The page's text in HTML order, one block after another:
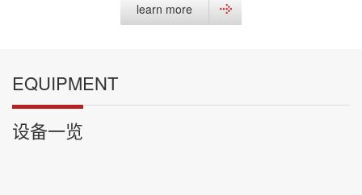
learn more
EQUIPMENT
设备一览